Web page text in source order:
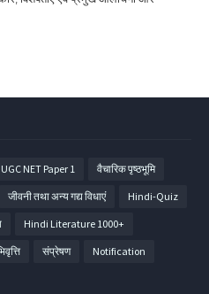
UGC NET Paper 1 वैचारिक पृष्ठभूमि
जीवनी तथा अन्य गद्य विधाएं Hindi-Quiz
Hindi Literature 1000+
संप्रेषण Notification